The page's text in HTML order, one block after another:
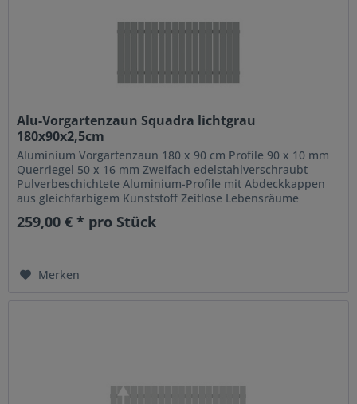
Alu-Vorgartenzaun Squadra lichtgrau
180x90x2,5cm
Aluminium Vorgartenzaun 180 x 90 cm Profile 90 x 10 mm
Querriegel 50 x 16 mm Zweifach edelstahlverschraubt
Pulverbeschichtete Aluminium-Profile mit Abdeckkappen
aus gleichfarbigem Kunststoff Zeitlose Lebensräume
erfordern zeitlose Zäune:...
259,00 € * pro Stück
Merken